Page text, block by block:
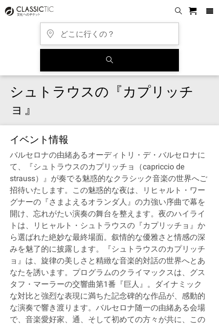
シュトラウスの『カプリッチ
ョ』
イベント情報
バルセロナの由緒あるオーディトリ・デ・バルセロナに
て、『シュトラウスのカプリッチョ（capriccio de
strauss）』が奏でる魅惑的なクラシック音楽の世界へご
招待いたします。この魅惑的な夜は、リヒャルト・ワー
グナーの『さまよえるオランダ人』の力強い序曲で幕を
開け、忘れがたい演奏の舞台を整えます。夜のハイライ
トは、リヒャルト・シュトラウスの『カプリッチョ』か
ら選ばれた絶妙な最終場面。叙情的な優雅さと情感の深
みを魅了的に披露します。『シュトラウスのカプリッチ
ョ』は、旋律の美しさと精緻な音楽的対話の世界へとあ
なたを誘います。プログラムのクライマックスは、グス
タフ・マーラーの交響曲第1番『巨人』。ダイナミック
な対比と強烈な表現に満ちた記念碑的な作品が、感動的
な演奏で響き渡ります。バルセロナ随一の由緒ある会場
で、音楽愛好家、通、そして初めての方々が共に、この